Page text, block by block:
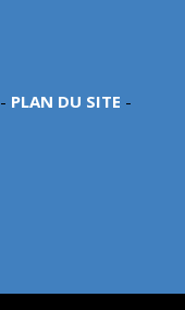
- PLAN DU SITE -